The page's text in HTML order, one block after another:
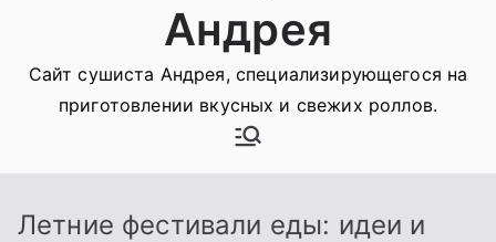
Андрея
Сайт сушиста Андрея, специализирующегося на
приготовлении вкусных и свежих роллов.
Летние фестивали еды: идеи и